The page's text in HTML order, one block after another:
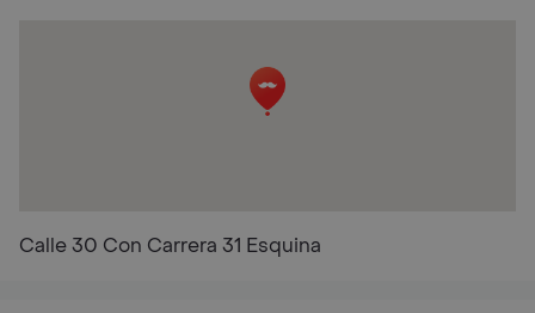
Calle 30 Con Carrera 31 Esquina